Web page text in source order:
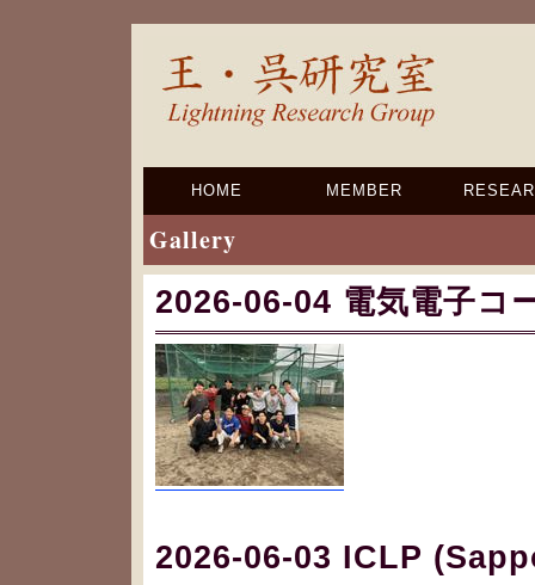
HOME MEMBER
Gallery
2026-06-04 電気電子コ
2026-06-03 ICLP